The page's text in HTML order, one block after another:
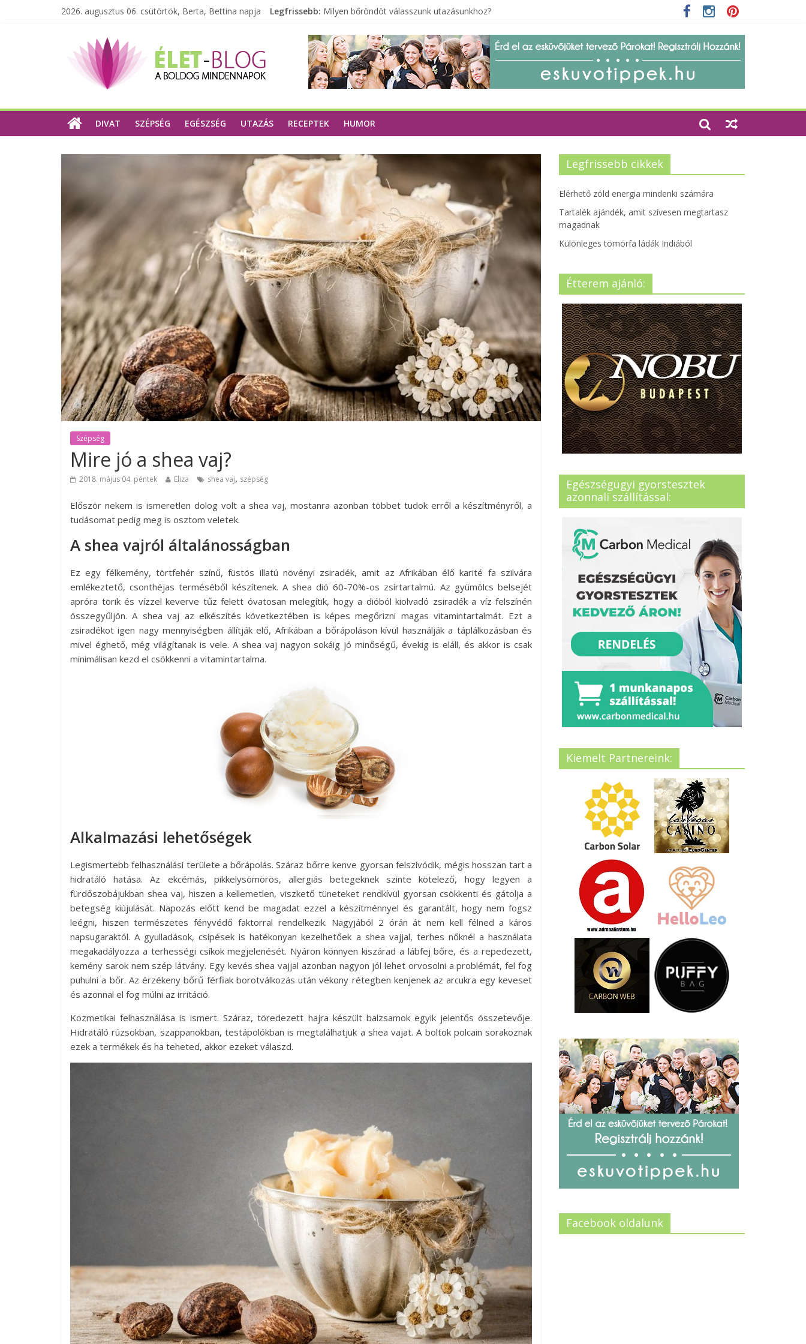
2026. augusztus 06. csütörtök, Berta, Bettina napja Legfrissebb: Milyen bőröndöt válasszunk utazásunkhoz?
Tartalék ajándék, amit szívesen megtartasz magadnak
Különleges tömörfa ládák Indiából
A zöld forradalom: A mosó- és parfümtermékek környezetbarát szempontjainak erősítése
DIVAT SZÉPSÉG EGÉSZSÉG UTAZÁS RECEPTEK HUMOR
Szépség
Mire jó a shea vaj?
2018. május 04. péntek Eliza shea vaj, szépség
Először nekem is ismeretlen dolog volt a shea vaj, mostanra azonban többet tudok erről a készítményről, a
tudásomat pedig meg is osztom veletek.
A shea vajról általánosságban
Ez egy félkemény, törtfehér színű, füstös illatú növényi zsiradék, amit az Afrikában élő karité fa szilvára
emlékeztető, csonthéjas terméséből készítenek. A shea dió 60-70%-os zsírtartalmú. Az gyümölcs belsejét
apróra törik és vízzel keverve tűz felett óvatosan melegítik, hogy a dióból kiolvadó zsiradék a víz felszínén
összegyűljön. A shea vaj az elkészítés következtében is képes megőrizni magas vitamintartalmát. Ezt a
zsiradékot igen nagy mennyiségben állítják elő, Afrikában a bőrápoláson kívül használják a táplálkozásban és
mivel éghető, még világítanak is vele. A shea vaj nagyon sokáig jó minőségű, évekig is eláll, és akkor is csak
minimálisan kezd el csökkenni a vitamintartalma.
Alkalmazási lehetőségek
Legismertebb felhasználási területe a bőrápolás. Száraz bőrre kenve gyorsan felszívódik, mégis hosszan tart a
hidratáló hatása. Az ekcémás, pikkelysömörös, allergiás betegeknek szinte kötelező, hogy legyen a
fürdőszobájukban shea vaj, hiszen a kellemetlen, viszkető tüneteket rendkívül gyorsan csökkenti és gátolja a
betegség kiújulását. Napozás előtt kend be magadat ezzel a készítménnyel és garantált, hogy nem fogsz
leégni, hiszen természetes fényvédő faktorral rendelkezik. Nagyjából 2 órán át nem kell félned a káros
napsugaraktól. A gyulladások, csípések is hatékonyan kezelhetőek a shea vajjal, terhes nőknél a használata
megakadályozza a terhességi csíkok megjelenését. Nyáron könnyen kiszárad a lábfej bőre, és a repedezett,
kemény sarok nem szép látvány. Egy kevés shea vajjal azonban nagyon jól lehet orvosolni a problémát, fel fog
puhulni a bőr. Az érzékeny bőrű férfiak borotválkozás után vékony rétegben kenjenek az arcukra egy keveset
és azonnal el fog múlni az irritáció.
Kozmetikai felhasználása is ismert. Száraz, töredezett hajra készült balzsamok egyik jelentős összetevője.
Hidratáló rúzsokban, szappanokban, testápolókban is megtalálhatjuk a shea vajat. A boltok polcain sorakoznak
ezek a termékek és ha teheted, akkor ezeket válaszd.
Legfrissebb cikkek
Elérhető zöld energia mindenki számára
Tartalék ajándék, amit szívesen megtartasz
magadnak
Különleges tömörfa ládák Indiából
Étterem ajánló:
Egészségügyi gyorstesztek
azonnali szállítással:
Kiemelt Partnereink:
Facebook oldalunk